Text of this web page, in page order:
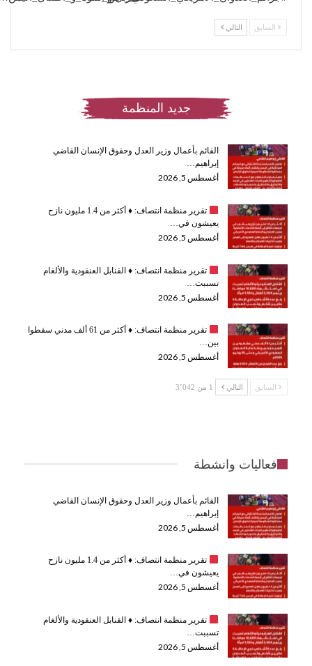
السابق التالي
جديد المنظمة
القائم بأعمال وزير العدل وحقوق الإنسان القاضي
إبراهيم…
أغسطس 5, 2026
تقرير منظمة انتصاف: ♦️
أكثر من 1.4 مليون نازح
يعيشون في…
أغسطس 5, 2026
تقرير منظمة انتصاف: ♦️القنابل العنقودية والألغام
تسببت…
أغسطس 5, 2026
تقرير منظمة انتصاف: ♦️
أكثر من 61 ألف مدني سقطوا
بين…
أغسطس 5, 2026
السابق التالي 1 من 3٬042
فعاليات وانشطة
القائم بأعمال وزير العدل وحقوق الإنسان القاضي
إبراهيم…
أغسطس 5, 2026
تقرير منظمة انتصاف: ♦️
أكثر من 1.4 مليون نازح
يعيشون في…
أغسطس 5, 2026
تقرير منظمة انتصاف: ♦️القنابل العنقودية والألغام
تسببت…
أغسطس 5, 2026